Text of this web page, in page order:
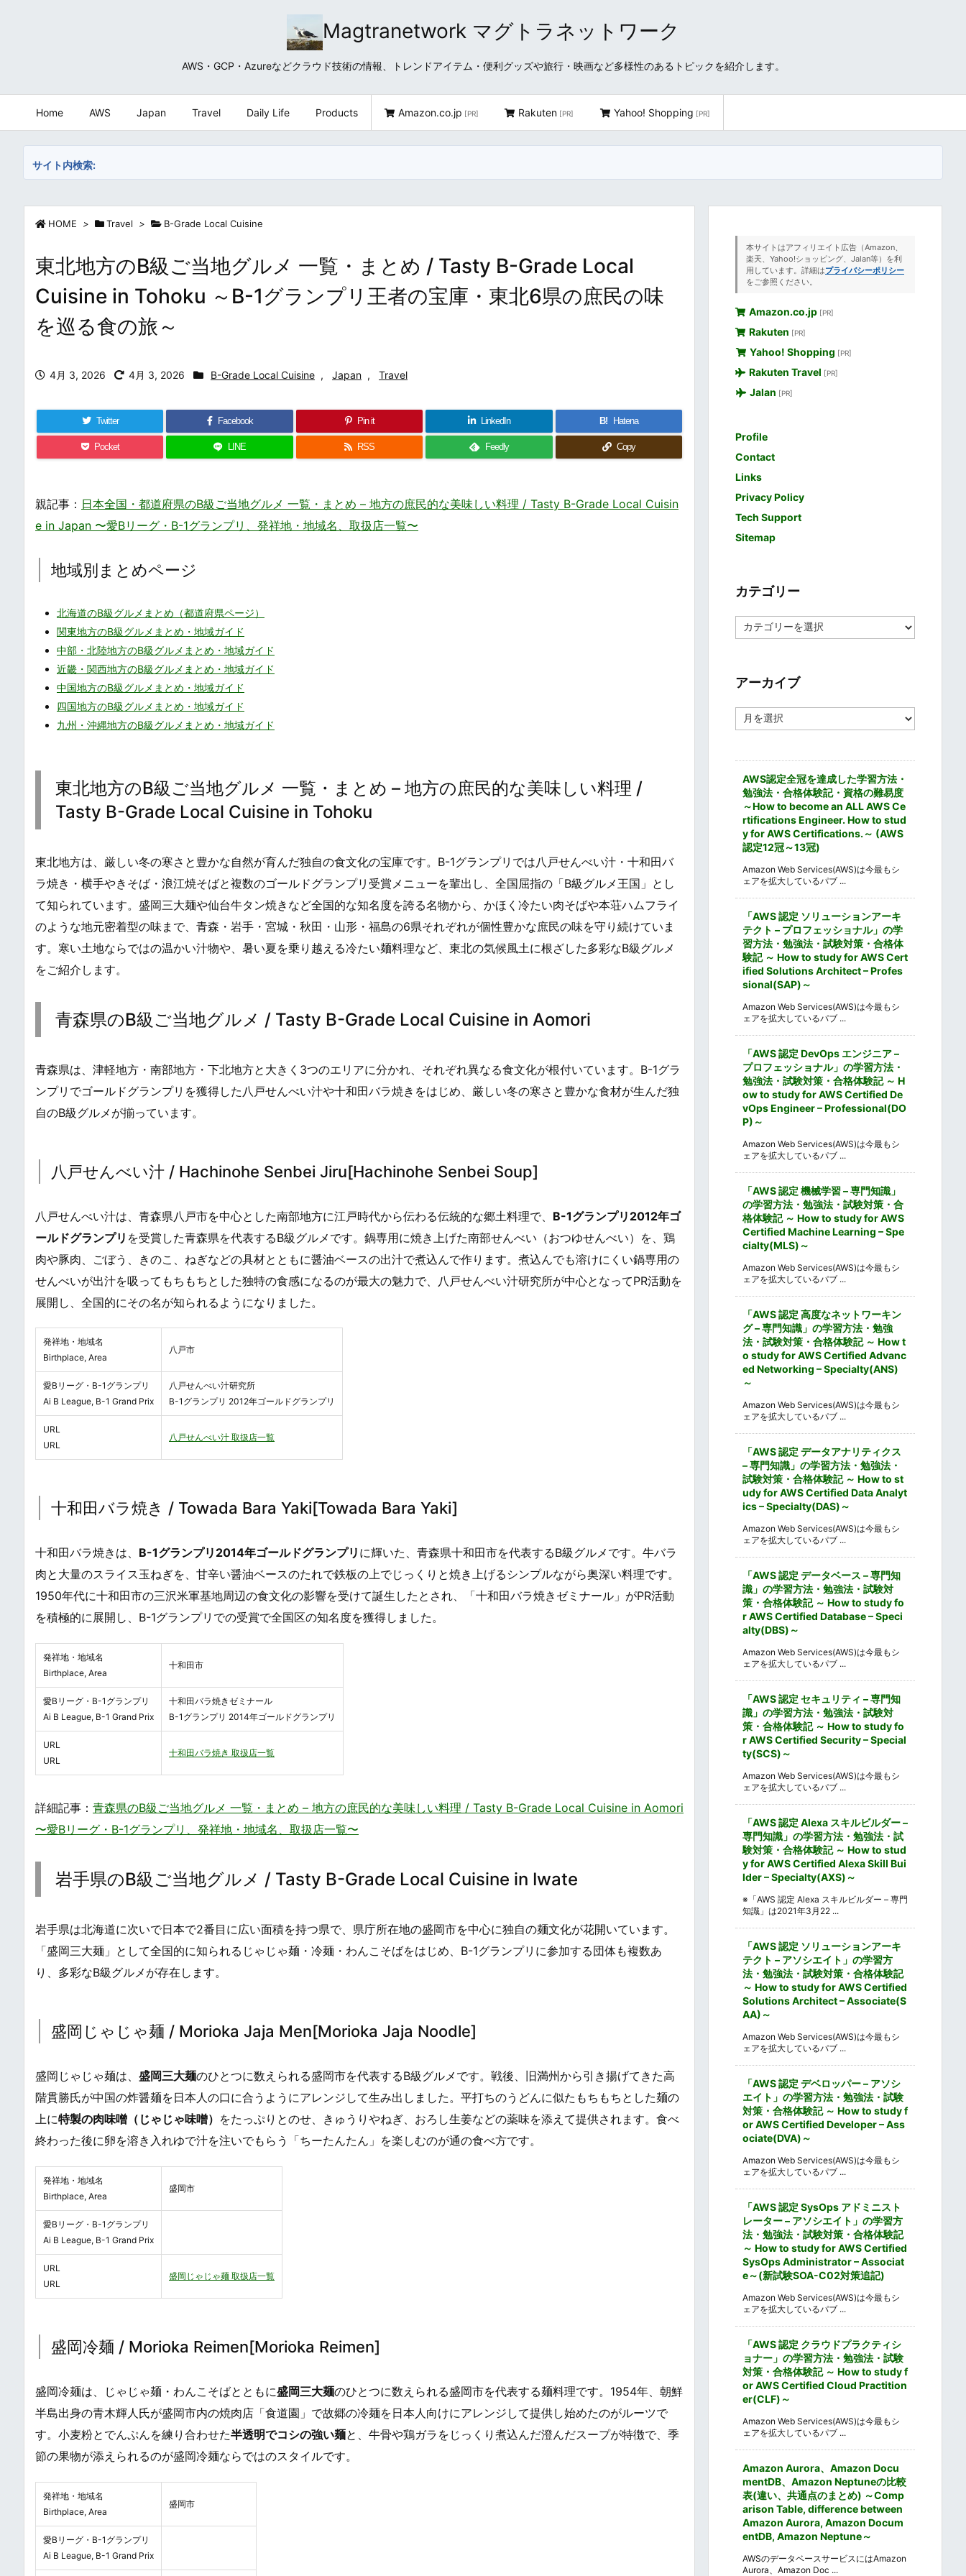
Magtranetwork マグトラネットワーク
AWS・GCP・Azureなどクラウド技術の情報、トレンドアイテム・便利グッズや旅行・映画など多様性のあるトピックを紹介します。
Home AWS Japan Travel Daily Life Products Amazon.co.jp [PR] Rakuten [PR] Yahoo! Shopping [PR]
サイト内検索:
HOME > Travel > B-Grade Local Cuisine
東北地方のB級ご当地グルメ 一覧・まとめ / Tasty B-Grade Local
Cuisine in Tohoku ～B-1グランプリ王者の宝庫・東北6県の庶民の味
を巡る食の旅～
4月 3, 2026 4月 3, 2026 B-Grade Local Cuisine , Japan , Travel
Twitter Facebook Pin it LinkedIn B! Hatena
Pocket LINE RSS Feedly Copy
親記事： 日本全国・都道府県のB級ご当地グルメ 一覧・まとめ – 地方の庶民的な美味しい料理 / Tasty B-Grade Local Cuisin
e in Japan 〜愛Bリーグ・B-1グランプリ、発祥地・地域名、取扱店一覧〜
地域別まとめページ
北海道のB級グルメまとめ（都道府県ページ）
関東地方のB級グルメまとめ・地域ガイド
中部・北陸地方のB級グルメまとめ・地域ガイド
近畿・関西地方のB級グルメまとめ・地域ガイド
中国地方のB級グルメまとめ・地域ガイド
四国地方のB級グルメまとめ・地域ガイド
九州・沖縄地方のB級グルメまとめ・地域ガイド
東北地方のB級ご当地グルメ 一覧・まとめ – 地方の庶民的な美味しい料理 /
Tasty B-Grade Local Cuisine in Tohoku
東北地方は、厳しい冬の寒さと豊かな自然が育んだ独自の食文化の宝庫です。B-1グランプリでは八戸せんべい汁・十和田バ
ラ焼き・横手やきそば・浪江焼そばと複数のゴールドグランプリ受賞メニューを輩出し、全国屈指の「B級グルメ王国」とし
て知られています。盛岡三大麺や仙台牛タン焼きなど全国的な知名度を誇る名物から、かほく冷たい肉そばや本荘ハムフライ
のような地元密着型の味まで、青森・岩手・宮城・秋田・山形・福島の6県それぞれが個性豊かな庶民の味を守り続けていま
す。寒い土地ならではの温かい汁物や、暑い夏を乗り越える冷たい麺料理など、東北の気候風土に根ざした多彩なB級グルメ
をご紹介します。
青森県のB級ご当地グルメ / Tasty B-Grade Local Cuisine in Aomori
青森県は、津軽地方・南部地方・下北地方と大きく3つのエリアに分かれ、それぞれ異なる食文化が根付いています。B-1グラ
ンプリでゴールドグランプリを獲得した八戸せんべい汁や十和田バラ焼きをはじめ、厳しい冬の寒さと豊かな食材が生んだ独
自のB級グルメが揃っています。
八戸せんべい汁 / Hachinohe Senbei Jiru[Hachinohe Senbei Soup]
八戸せんべい汁は、青森県八戸市を中心とした南部地方に江戸時代から伝わる伝統的な郷土料理で、 B-1グランプリ2012年ゴ
ールドグランプリ を受賞した青森県を代表するB級グルメです。鍋専用に焼き上げた南部せんべい（おつゆせんべい）を、鶏
肉や豚肉、ごぼう、きのこ、ねぎなどの具材とともに醤油ベースの出汁で煮込んで作ります。煮込んでも溶けにくい鍋専用の
せんべいが出汁を吸ってもちもちとした独特の食感になるのが最大の魅力で、八戸せんべい汁研究所が中心となってPR活動を
展開し、全国的にその名が知られるようになりました。
発祥地・地域名
Birthplace, Area
八戸市
愛Bリーグ・B-1グランプリ
Ai B League, B-1 Grand Prix
八戸せんべい汁研究所
B-1グランプリ 2012年ゴールドグランプリ
URL
URL
八戸せんべい汁 取扱店一覧
十和田バラ焼き / Towada Bara Yaki[Towada Bara Yaki]
十和田バラ焼きは、 B-1グランプリ2014年ゴールドグランプリ に輝いた、青森県十和田市を代表するB級グルメです。牛バラ
肉と大量のスライス玉ねぎを、甘辛い醤油ベースのたれで鉄板の上でじっくりと焼き上げるシンプルながら奥深い料理です。
1950年代に十和田市の三沢米軍基地周辺の食文化の影響を受けて誕生したとされ、「十和田バラ焼きゼミナール」がPR活動
を積極的に展開し、B-1グランプリでの受賞で全国区の知名度を獲得しました。
発祥地・地域名
Birthplace, Area
十和田市
愛Bリーグ・B-1グランプリ
Ai B League, B-1 Grand Prix
十和田バラ焼きゼミナール
B-1グランプリ 2014年ゴールドグランプリ
URL
URL
十和田バラ焼き 取扱店一覧
詳細記事： 青森県のB級ご当地グルメ 一覧・まとめ – 地方の庶民的な美味しい料理 / Tasty B-Grade Local Cuisine in Aomori
〜愛Bリーグ・B-1グランプリ、発祥地・地域名、取扱店一覧〜
岩手県のB級ご当地グルメ / Tasty B-Grade Local Cuisine in Iwate
岩手県は北海道に次いで日本で2番目に広い面積を持つ県で、県庁所在地の盛岡市を中心に独自の麺文化が花開いています。
「盛岡三大麺」として全国的に知られるじゃじゃ麺・冷麺・わんこそばをはじめ、B-1グランプリに参加する団体も複数あ
り、多彩なB級グルメが存在します。
盛岡じゃじゃ麺 / Morioka Jaja Men[Morioka Jaja Noodle]
盛岡じゃじゃ麺は、 盛岡三大麺のひとつに数えられる盛岡市を代表するB級グルメです。戦後、旧満州から引き揚げてきた高
階貫勝氏が中国の炸醤麺を日本人の口に合うようにアレンジして生み出しました。平打ちのうどんに似たもちもちとした麺の
上に特製の肉味噌（じゃじゃ味噌） をたっぷりとのせ、きゅうりやねぎ、おろし生姜などの薬味を添えて提供されます。食べ
終わった後に卵を溶き入れゆで汁を注いでもらう「ちーたんたん」を楽しむのが通の食べ方です。
発祥地・地域名
Birthplace, Area
盛岡市
愛Bリーグ・B-1グランプリ
Ai B League, B-1 Grand Prix
URL
URL
盛岡じゃじゃ麺 取扱店一覧
盛岡冷麺 / Morioka Reimen[Morioka Reimen]
盛岡冷麺は、じゃじゃ麺・わんこそばとともに盛岡三大麺のひとつに数えられる盛岡市を代表する麺料理です。1954年、朝鮮
半島出身の青木輝人氏が盛岡市内の焼肉店「食道園」で故郷の冷麺を日本人向けにアレンジして提供し始めたのがルーツで
す。小麦粉とでんぷんを練り合わせた半透明でコシの強い麺と、牛骨や鶏ガラをじっくり煮込んだ澄んだスープが特徴で、季
節の果物が添えられるのが盛岡冷麺ならではのスタイルです。
発祥地・地域名
Birthplace, Area
盛岡市
愛Bリーグ・B-1グランプリ
Ai B League, B-1 Grand Prix
本サイトはアフィリエイト広告（Amazon、
楽天、Yahoo!ショッピング、Jalan等）を利
用しています。詳細はプライバシーポリシー
をご参照ください。
Amazon.co.jp [PR]
Rakuten [PR]
Yahoo! Shopping [PR]
Rakuten Travel [PR]
Jalan [PR]
Profile
Contact
Links
Privacy Policy
Tech Support
Sitemap
カテゴリー
テ
ー
アーカイブ
ー
AWS認定全冠を達成した学習方法・
勉強法・合格体験記・資格の難易度
～How to become an ALL AWS Ce
rtifications Engineer. How to stud
y for AWS Certifications.～ (AWS
認定12冠～13冠)
Amazon Web Services(AWS)は今最もシ
ェアを拡大しているパブ ...
「AWS 認定 ソリューションアーキ
テクト – プロフェッショナル」の学
習方法・勉強法・試験対策・合格体
験記 ～ How to study for AWS Cert
ified Solutions Architect – Profes
sional(SAP)～
Amazon Web Services(AWS)は今最もシ
ェアを拡大しているパブ ...
「AWS 認定 DevOps エンジニア –
プロフェッショナル」の学習方法・
勉強法・試験対策・合格体験記 ～ H
ow to study for AWS Certified De
vOps Engineer – Professional(DO
P)～
Amazon Web Services(AWS)は今最もシ
ェアを拡大しているパブ ...
「AWS 認定 機械学習 – 専門知識」
の学習方法・勉強法・試験対策・合
格体験記 ～ How to study for AWS
Certified Machine Learning – Spe
cialty(MLS)～
Amazon Web Services(AWS)は今最もシ
ェアを拡大しているパブ ...
「AWS 認定 高度なネットワーキン
グ – 専門知識」の学習方法・勉強
法・試験対策・合格体験記 ～ How t
o study for AWS Certified Advanc
ed Networking – Specialty(ANS)
～
Amazon Web Services(AWS)は今最もシ
ェアを拡大しているパブ ...
「AWS 認定 データアナリティクス
– 専門知識」の学習方法・勉強法・
試験対策・合格体験記 ～ How to st
udy for AWS Certified Data Analyt
ics – Specialty(DAS)～
Amazon Web Services(AWS)は今最もシ
ェアを拡大しているパブ ...
「AWS 認定 データベース – 専門知
識」の学習方法・勉強法・試験対
策・合格体験記 ～ How to study fo
r AWS Certified Database – Speci
alty(DBS)～
Amazon Web Services(AWS)は今最もシ
ェアを拡大しているパブ ...
「AWS 認定 セキュリティ – 専門知
識」の学習方法・勉強法・試験対
策・合格体験記 ～ How to study fo
r AWS Certified Security – Special
ty(SCS)～
Amazon Web Services(AWS)は今最もシ
ェアを拡大しているパブ ...
「AWS 認定 Alexa スキルビルダー –
専門知識」の学習方法・勉強法・試
験対策・合格体験記 ～ How to stud
y for AWS Certified Alexa Skill Bui
lder – Specialty(AXS)～
※「AWS 認定 Alexa スキルビルダー – 専門
知識」は2021年3月22 ...
「AWS 認定 ソリューションアーキ
テクト – アソシエイト」の学習方
法・勉強法・試験対策・合格体験記
～ How to study for AWS Certified
Solutions Architect – Associate(S
AA)～
Amazon Web Services(AWS)は今最もシ
ェアを拡大しているパブ ...
「AWS 認定 デベロッパー – アソシ
エイト」の学習方法・勉強法・試験
対策・合格体験記 ～ How to study f
or AWS Certified Developer – Ass
ociate(DVA)～
Amazon Web Services(AWS)は今最もシ
ェアを拡大しているパブ ...
「AWS 認定 SysOps アドミニスト
レーター – アソシエイト」の学習方
法・勉強法・試験対策・合格体験記
～ How to study for AWS Certified
SysOps Administrator – Associat
e～(新試験SOA-C02対策追記)
Amazon Web Services(AWS)は今最もシ
ェアを拡大しているパブ ...
「AWS 認定 クラウドプラクティシ
ョナー」の学習方法・勉強法・試験
対策・合格体験記 ～ How to study f
or AWS Certified Cloud Practition
er(CLF)～
Amazon Web Services(AWS)は今最もシ
ェアを拡大しているパブ ...
Amazon Aurora、Amazon Docu
mentDB、Amazon Neptuneの比較
表(違い、共通点のまとめ) ～Comp
arison Table, difference between
Amazon Aurora, Amazon Docum
entDB, Amazon Neptune～
AWSのデータベースサービスにはAmazon
Aurora、Amazon Doc ...